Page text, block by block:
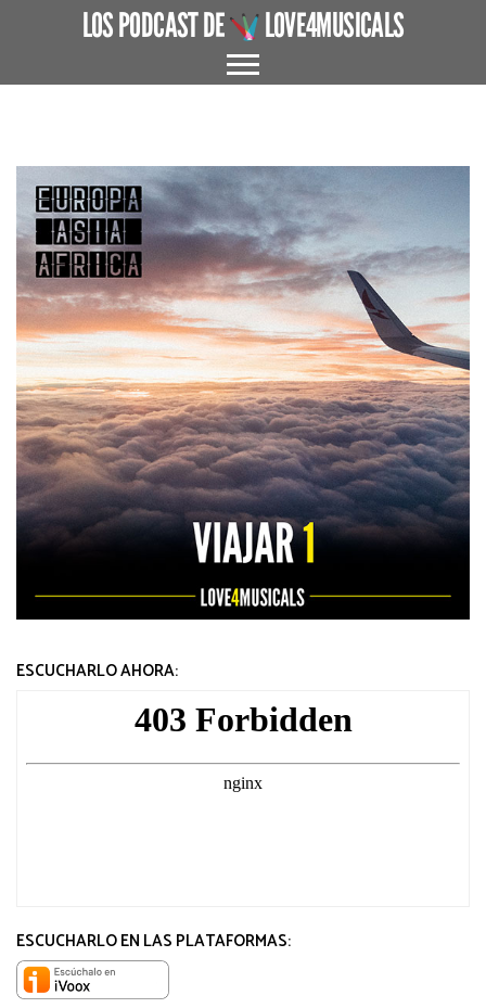
LOS PODCAST DE LOVE4MUSICALS
CUÉNTAME UN MUSICAL
EL MUSICAL EN ESPAÑA
ENTREVISTAS
GRANDES AUTORES
PROTAGONISTAS
+ CINE X FAVOR
VARIOS
ESCUCHARLO AHORA:
ESCUCHARLO EN LAS PLATAFORMAS: